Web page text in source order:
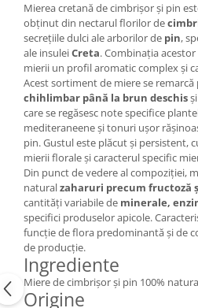
Mierea cretană de cimbrișor și pin
obținut din nectarul florilor de
secrețiile dulci ale arborilor de pin,
ale insuleiCreta. Combinația
mierii un profil aromatic complex și
Acest sortiment de miere se remarcă
chihlimbar până la brun deschis
care se regăsesc note specifice
mediteraneene și tonuri ușor
pin. Gustul este plăcut și persistent,
mierii florale și caracterul specific
Din punct de vedere al compoziției,
naturalzaharuri precum fructoză
cantități variabile de minerale,
specifici produselor apicole.
funcție de flora predominantă și de
de producție.
Ingrediente
Miere de cimbrișor și pin 100%
Origine